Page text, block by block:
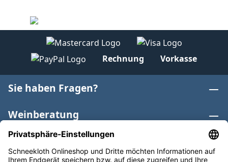
Rechnung Vorkasse
Sie haben Fragen?
Weinberatung
Informationen